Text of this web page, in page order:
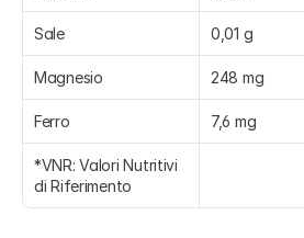
Sale 0,01 g
Magnesio 248 mg
Ferro 7,6 mg
*VNR: Valori Nutritivi
di Riferimento